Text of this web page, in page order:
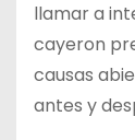
llamar a
cayeron
causas
antes y